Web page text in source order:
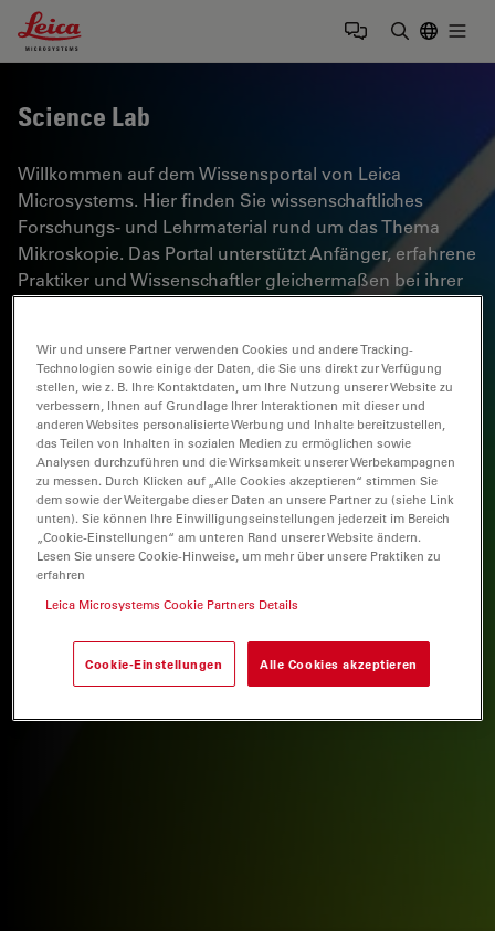
Leica Microsystems Logo
Science Lab
Willkommen auf dem Wissensportal von Leica
Microsystems. Hier finden Sie wissenschaftliches
Forschungs- und Lehrmaterial rund um das Thema
Mikroskopie. Das Portal unterstützt Anfänger, erfahrene
Praktiker und Wissenschaftler gleichermaßen bei ihrer
entdecken Sie die Grundlagen der Mikroskopie ebenso
wie High-End-Technologien. Werden Sie Teil der
Science Lab Community und teilen Sie Ihr Fachwissen.
Wir und unsere Partner verwenden Cookies und andere Tracking-
Technologien sowie einige der Daten, die Sie uns direkt zur Verfügung
stellen, wie z. B. Ihre Kontaktdaten, um Ihre Nutzung unserer Website zu
verbessern, Ihnen auf Grundlage Ihrer Interaktionen mit dieser und
anderen Websites personalisierte Werbung und Inhalte bereitzustellen,
das Teilen von Inhalten in sozialen Medien zu ermöglichen sowie
Analysen durchzuführen und die Wirksamkeit unserer Werbekampagnen
zu messen. Durch Klicken auf „Alle Cookies akzeptieren“ stimmen Sie
dem sowie der Weitergabe dieser Daten an unsere Partner zu (siehe Link
unten). Sie können Ihre Einwilligungseinstellungen jederzeit im Bereich
„Cookie-Einstellungen“ am unteren Rand unserer Website ändern.
Lesen Sie unsere Cookie-Hinweise, um mehr über unsere Praktiken zu
erfahren
Leica Microsystems Cookie Partners Details
Cookie-Einstellungen Alle Cookies akzeptieren